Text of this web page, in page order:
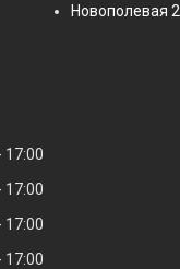
Новополевая 2
17:00
17:00
17:00
17:00